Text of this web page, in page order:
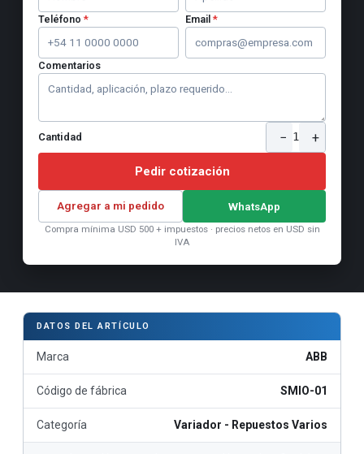
Teléfono * Email *
Comentarios
Cantidad − 1 +
Pedir cotización
Agregar a mi pedido WhatsApp
Compra mínima USD 500 + impuestos · precios netos en USD sin
IVA
DATOS DEL ARTÍCULO
Marca ABB
Código de fábrica SMIO-01
Categoría Variador - Repuestos Varios